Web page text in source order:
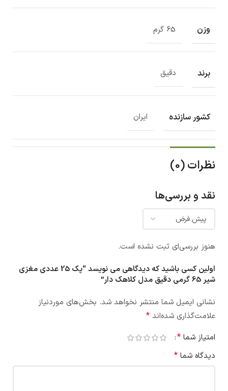
وزن 65 گرم
برند دقیق
کشور سازنده ایران
نظرات (0)
نقد و بررسی‌ها
هنوز بررسی‌ای ثبت نشده است.
اولین کسی باشید که دیدگاهی می نویسد “پک 25 عددی مغزی
شیر 65 گرمی دقیق مدل کلاهک دار”
نشانی ایمیل شما منتشر نخواهد شد. بخش‌های موردنیاز
علامت‌گذاری شده‌اند *
امتیاز شما *
دیدگاه شما *